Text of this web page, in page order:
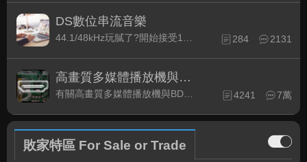
DS數位串流音樂
284 2131
高畫質多媒體播放機與BD討論區
有關高畫質多媒體播放機與BD相關討論區 4241 7萬
敗家特區 For Sale or Trade